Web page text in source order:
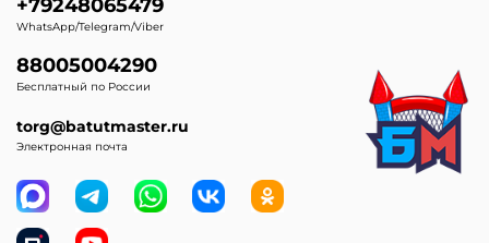
+79248065479
WhatsApp/Telegram/Viber
88005004290
Бесплатный по России
torg@batutmaster.ru
Электронная почта